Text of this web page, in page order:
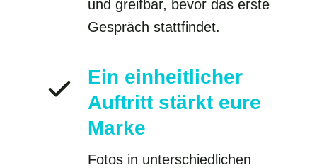
und greifbar, bevor das erste
Gespräch stattfindet.
Ein einheitlicher
Auftritt stärkt eure
Marke
Fotos in unterschiedlichen